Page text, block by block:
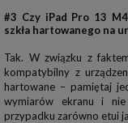
#3 Czy iPad Pro 13
szkła hartowanego na
Tak. W związku z
kompatybilny z
hartowane – pamiętaj
wymiarów ekranu i
przypadku zarówno etui